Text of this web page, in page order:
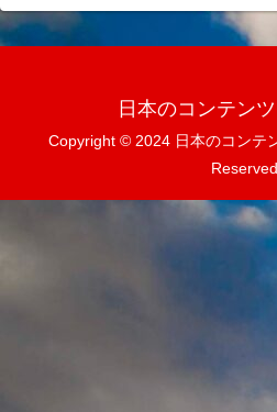
日本のコンテン
Copyright © 2024 日本のコンテ